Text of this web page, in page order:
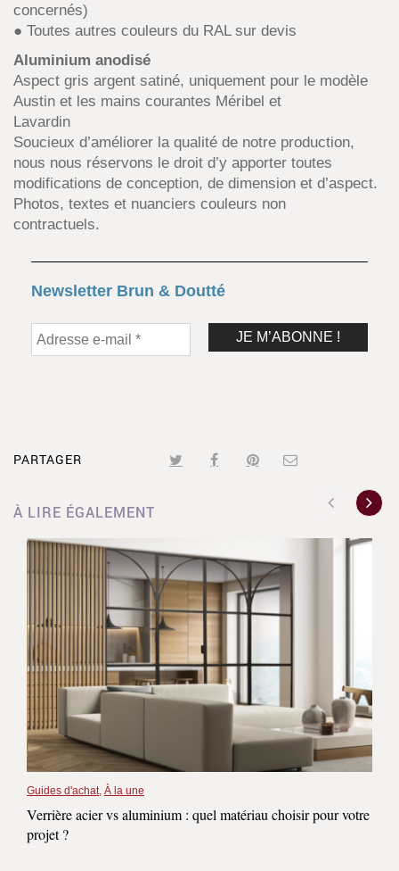
concernés)
● Toutes autres couleurs du RAL sur devis
Aluminium anodisé
Aspect gris argent satiné, uniquement pour le modèle
Austin et les mains courantes Méribel et
Lavardin
Soucieux d’améliorer la qualité de notre production,
nous nous réservons le droit d’y apporter toutes
modifications de conception, de dimension et d’aspect.
Photos, textes et nuanciers couleurs non
contractuels.
Newsletter Brun & Doutté
PARTAGER
À LIRE ÉGALEMENT
Guides d'achat, À la une
Verrière acier vs aluminium : quel matériau choisir pour votre
projet ?